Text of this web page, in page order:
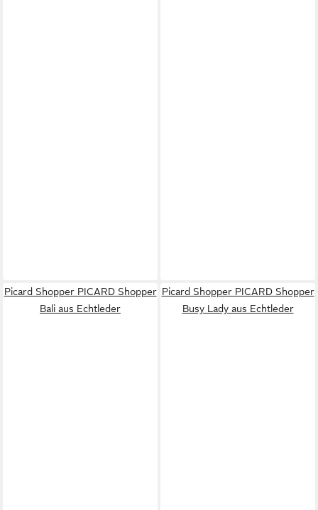
Picard Shopper PICARD Shopper
Bali aus Echtleder
Picard Shopper PICARD Shopper
Busy Lady aus Echtleder